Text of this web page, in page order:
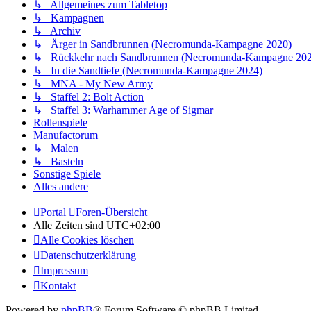
↳ Allgemeines zum Tabletop
↳ Kampagnen
↳ Archiv
↳ Ärger in Sandbrunnen (Necromunda-Kampagne 2020)
↳ Rückkehr nach Sandbrunnen (Necromunda-Kampagne
↳ In die Sandtiefe (Necromunda-Kampagne 2024)
↳ MNA - My New Army
↳ Staffel 2: Bolt Action
↳ Staffel 3: Warhammer Age of Sigmar
Rollenspiele
Manufactorum
↳ Malen
↳ Basteln
Sonstige Spiele
Alles andere
Portal
Foren-Übersicht
Alle Zeiten sind UTC+02:00
Alle Cookies löschen
Datenschutzerklärung
Impressum
Kontakt